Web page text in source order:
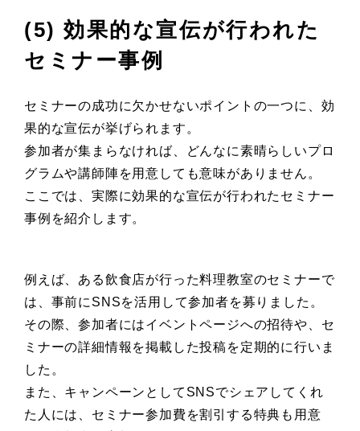
(5) 効果的な宣伝が行われた
セミナー事例
セミナーの成功に欠かせないポイントの一つに、効
果的な宣伝が挙げられます。
参加者が集まらなければ、どんなに素晴らしいプロ
グラムや講師陣を用意しても意味がありません。
ここでは、実際に効果的な宣伝が行われたセミナー
事例を紹介します。
例えば、ある飲食店が行った料理教室のセミナーで
は、事前にSNSを活用して参加者を募りました。
その際、参加者にはイベントページへの招待や、セ
ミナーの詳細情報を掲載した投稿を定期的に行いま
した。
また、キャンペーンとしてSNSでシェアしてくれ
た人には、セミナー参加費を割引する特典も用意